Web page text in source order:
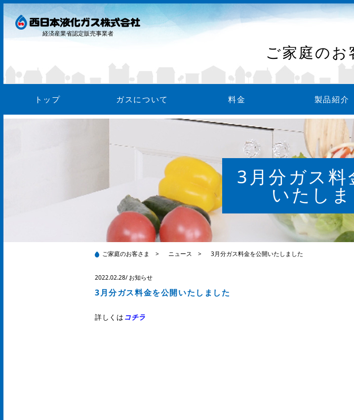
経済産業省認定販売事業者
ご家庭のお
トップ ガスについて 料金
ガス料金について
お支払方法
WEB明細について
製品紹介
ガス衣類乾燥機（乾
ウォーターサーバー
3月分ガス料
いたし
ご家庭のお客さま > ニュース > 3月分ガス料金を公開いたしました
2022.02.28/お知らせ
3月分ガス料金を公開いたしました
詳しくは コチラ